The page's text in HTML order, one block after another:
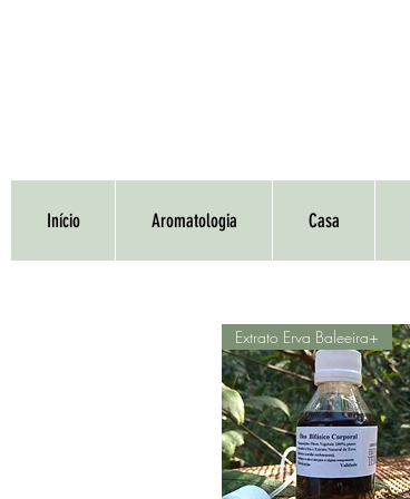
Início Aromatologia Casa
Extrato Erva Baleeira+